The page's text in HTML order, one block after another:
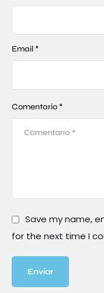
Comentario *
Email *
Save my name,
for the next time I
Envíar